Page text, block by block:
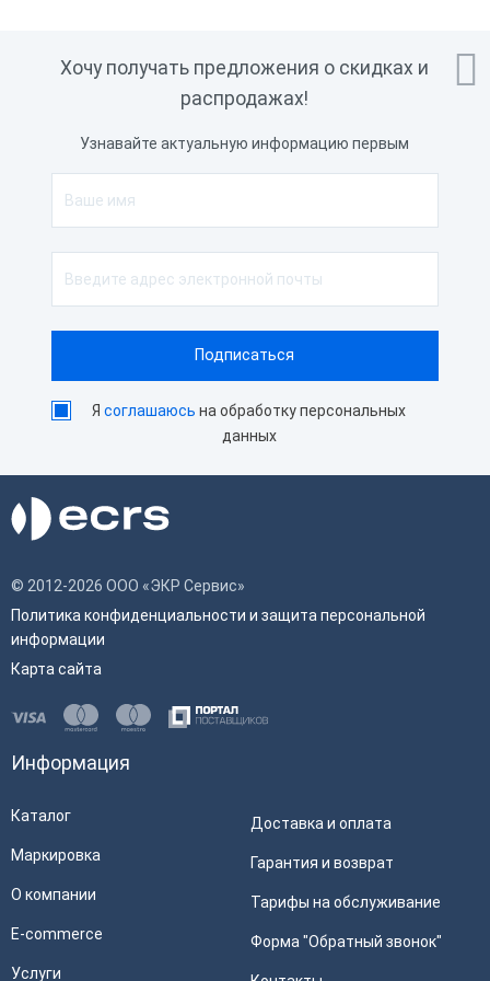

Хочу получать предложения о скидках и
распродажах!
Узнавайте актуальную информацию первым
Ясоглашаюсь на обработку персональных
данных
© 2012-2026 ООО «ЭКР Сервис»
Политика конфиденциальности и защита персональной
информации
Карта сайта
Информация
Каталог
Маркировка
О компании
E-commerce
Услуги
Доставка и оплата
Гарантия и возврат
Тарифы на обслуживание
Форма "Обратный звонок"